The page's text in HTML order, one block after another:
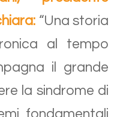
“Una storia
al tempo
il grande
la sindrome di
fondamentali